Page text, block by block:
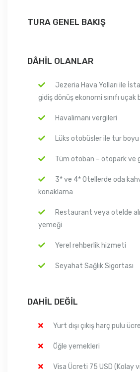
TURA GENEL BAKIŞ
DÂHIL OLANLAR
Jezeria Hava Yolları ile
gidiş dönüş ekonomi sınıfı uçak
Havalimanı vergileri
Lüks otobüsler ile tur
Tüm otoban – otopark ve
3* ve 4* Otellerde oda
konaklama
Restaurant veya otelde
yemeği
Yerel rehberlik hizmeti
Seyahat Sağlık Sigortası
DAHIL DEĞIL
Yurt dışı çıkış harç pulu
Öğle yemekleri
Visa Ücreti 75 USD (Kolay